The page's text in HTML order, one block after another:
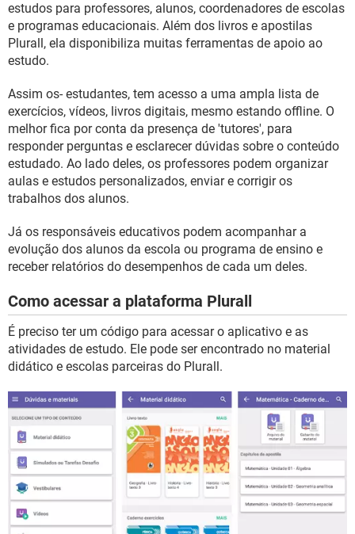
GUIA DE COMPRAS
estudos para professores, alunos, coordenadores de escolas
e programas educacionais. Além dos livros e apostilas
Plurall, ela disponibiliza muitas ferramentas de apoio ao
estudo.
Assim os- estudantes, tem acesso a uma ampla lista de
exercícios, vídeos, livros digitais, mesmo estando offline. O
melhor fica por conta da presença de 'tutores', para
responder perguntas e esclarecer dúvidas sobre o conteúdo
estudado. Ao lado deles, os professores podem organizar
aulas e estudos personalizados, enviar e corrigir os
trabalhos dos alunos.
Já os responsáveis educativos podem acompanhar a
evolução dos alunos da escola ou programa de ensino e
receber relatórios do desempenhos de cada um deles.
Como acessar a plataforma Plurall
É preciso ter um código para acessar o aplicativo e as
atividades de estudo. Ele pode ser encontrado no material
didático e escolas parceiras do Plurall.